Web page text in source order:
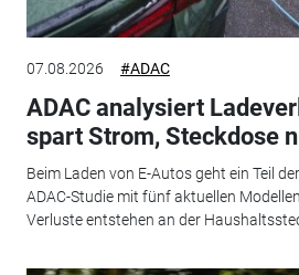
07.08.2026 #ADAC
ADAC analysiert
spart Strom, Steckdose
Beim Laden von E-Autos geht ein Teil
ADAC-Studie mit fünf aktuellen
Verluste entstehen an der